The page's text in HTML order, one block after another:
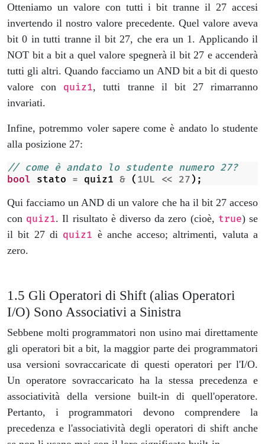
Otteniamo un valore con tutti i bit tranne il 27 accesi
invertendo il nostro valore precedente. Quel valore aveva
bit 0 in tutti tranne il bit 27, che era un 1. Applicando il
NOT bit a bit a quel valore spegnerà il bit 27 e accenderà
tutti gli altri. Quando facciamo un AND bit a bit di questo
valore con quiz1, tutti tranne il bit 27 rimarranno
invariati.
Infine, potremmo voler sapere come è andato lo studente
alla posizione 27:
// come è andato lo studente numero 27?
bool stato = quiz1 & ( 1UL << 27 );
Qui facciamo un AND di un valore che ha il bit 27 acceso
con quiz1. Il risultato è diverso da zero (cioè, true) se
il bit 27 di quiz1 è anche acceso; altrimenti, valuta a
zero.
Gli Operatori di Shift (alias Operatori
I/O) Sono Associativi a Sinistra
Sebbene molti programmatori non usino mai direttamente
gli operatori bit a bit, la maggior parte dei programmatori
usa versioni sovraccaricate di questi operatori per l'I/O.
Un operatore sovraccaricato ha la stessa precedenza e
associatività della versione built-in di quell'operatore.
Pertanto, i programmatori devono comprendere la
precedenza e l'associatività degli operatori di shift anche